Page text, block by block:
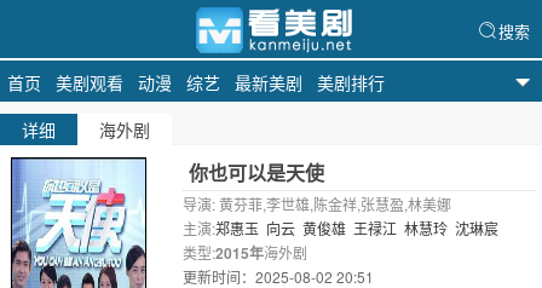
首页 美剧观看 动漫 综艺 最新美剧 美剧排行
搜索
详细 海外剧
你也可以是天使
导演: 黄芬菲,李世雄,陈金祥,张慧盈,林美娜
主演:郑惠玉 向云 黄俊雄 王禄江 林慧玲 沈琳宸
类型:2015年海外剧
更新时间：2025-08-02 20:51